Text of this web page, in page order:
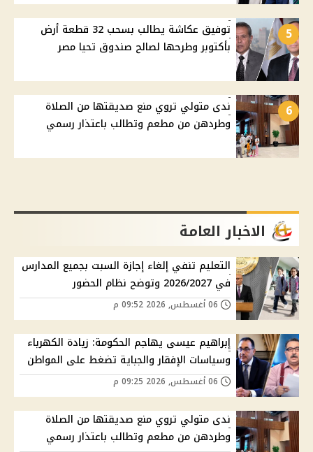
5
توفيق عكاشة يطالب بسحب 32 قطعة أرض
بأكتوبر وطرحها لصالح صندوق تحيا مصر
6
ندى متولي تروي منع صديقتها من الصلاة
وطردهن من مطعم وتطالب باعتذار رسمي
الاخبار العامة
التعليم تنفي إلغاء إجازة السبت بجميع المدارس
في 2026/2027 وتوضح نظام الحضور
إبراهيم عيسى يهاجم الحكومة: زيادة الكهرباء
وسياسات الإفقار والجباية تضغط على المواطن
ندى متولي تروي منع صديقتها من الصلاة
وطردهن من مطعم وتطالب باعتذار رسمي